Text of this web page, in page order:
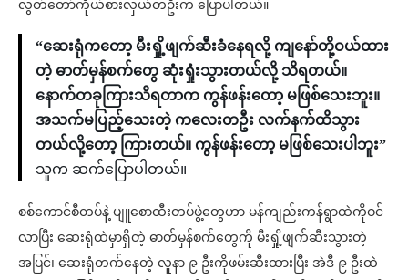
လွတ်တော်ကိုယ်စားလှယ်တဦးက ပြောပါတယ်။
“ဆေးရုံကတော့ မီးရှို့ဖျက်ဆီးခံနေရလို့ ကျနော်တို့ဝယ်ထား
တဲ့ ဓာတ်မှန်စက်တွေ ဆုံးရှုံးသွားတယ်လို့ သိရတယ်။
နောက်တခုကြားသိရတာက ကွန်ဖန်းတော့ မဖြစ်သေးဘူး။
အသက်မပြည့်သေးတဲ့ ကလေးတဦး လက်နက်ထိသွား
တယ်လို့တော့ ကြားတယ်။ ကွန်ဖန်းတော့ မဖြစ်သေးပါဘူး”
သူက ဆက်ပြောပါတယ်။
စစ်ကောင်စီတပ်နဲ့ ပျူစောထီးတပ်ဖွဲ့တွေဟာ မန်ကျည်းကန်ရွာထဲကိုဝင်
လာပြီး ဆေးရုံထဲမှာရှိတဲ့ ဓာတ်မှန်စက်တွေကို မီးရှို့ဖျက်ဆီးသွားတဲ့
အပြင်၊ ဆေးရုံတက်နေတဲ့ လူနာ ၉ ဦးကိုဖမ်းဆီးထားပြီး အဲဒီ ၉ ဦးထဲ